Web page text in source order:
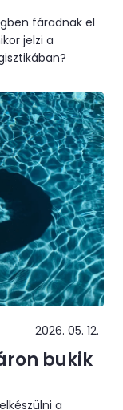
fáradnak el
jelzi a
2026. 05. 12.
bukik
a